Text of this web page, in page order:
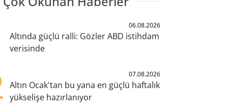
06.08.2026
Altında güçlü ralli: Gözler ABD istihdam
verisinde
07.08.2026
Altın Ocak'tan bu yana en güçlü haftalık
yükselişe hazırlanıyor